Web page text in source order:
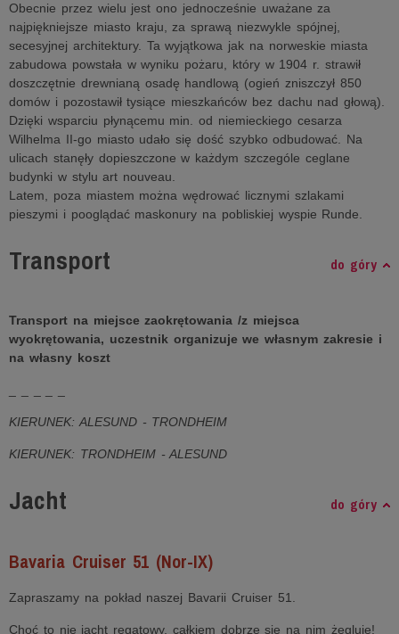
Obecnie przez wielu jest ono jednocześnie uważane za
najpiękniejsze miasto kraju, za sprawą niezwykle spójnej,
secesyjnej architektury. Ta wyjątkowa jak na norweskie miasta
zabudowa powstała w wyniku pożaru, który w 1904 r. strawił
doszczętnie drewnianą osadę handlową (ogień zniszczył 850
domów i pozostawił tysiące mieszkańców bez dachu nad głową).
Dzięki wsparciu płynącemu min. od niemieckiego cesarza
Wilhelma II-go miasto udało się dość szybko odbudować. Na
ulicach stanęły dopieszczone w każdym szczególe ceglane
budynki w stylu art nouveau.
Latem, poza miastem można wędrować licznymi szlakami
pieszymi i pooglądać maskonury na pobliskiej wyspie Runde.
Transport do góry
Transport na miejsce zaokrętowania /z miejsca
wyokrętowania, uczestnik organizuje we własnym zakresie i
na własny koszt
KIERUNEK: ALESUND - TRONDHEIM
KIERUNEK: TRONDHEIM - ALESUND
Jacht do góry
Bavaria Cruiser 51 (Nor-IX)
Zapraszamy na pokład naszej Bavarii Cruiser 51.
Choć to nie jacht regatowy, całkiem dobrze się na nim żegluje!